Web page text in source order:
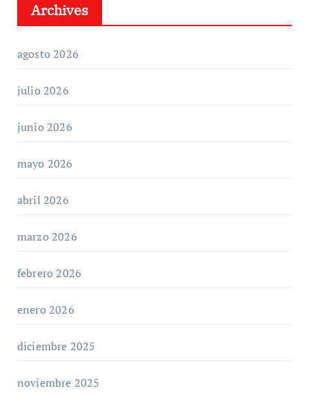
Archives
agosto 2026
julio 2026
junio 2026
mayo 2026
abril 2026
marzo 2026
febrero 2026
enero 2026
diciembre 2025
noviembre 2025